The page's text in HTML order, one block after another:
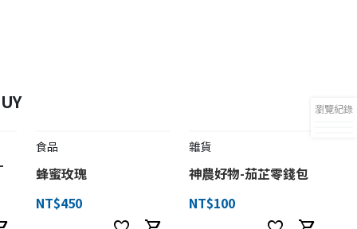
瀏覽紀錄
食品
蜂蜜玫瑰
NT$450
雜貨
神農好物-茄芷零錢包
NT$100